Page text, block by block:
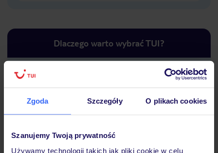
Zgoda Szczegóły O plikach cookies
Szanujemy Twoją prywatność
Używamy technologii takich jak pliki cookie w celu
Dlaczego warto wybrać TUI?
podróży w Polsce